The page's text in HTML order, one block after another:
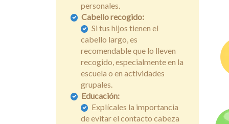
personales.
Cabello recogido:
Si tus hijos tienen el
cabello largo, es
recomendable que lo lleven
recogido, especialmente en la
escuela o en actividades
grupales.
Educación:
Explícales la importancia
de evitar el contacto cabeza